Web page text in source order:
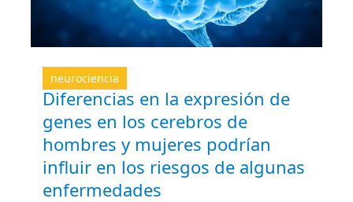
neurociencia
Diferencias en la expresión de
genes en los cerebros de
hombres y mujeres podrían
influir en los riesgos de algunas
enfermedades